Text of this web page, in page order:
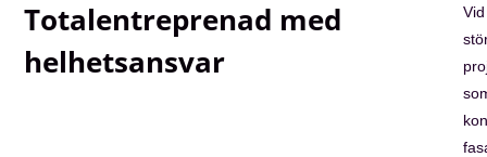
Totalentreprenad med
helhetsansvar
Vid